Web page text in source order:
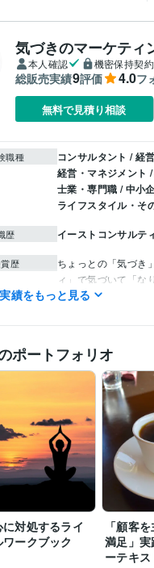
気づきのマーケティ
本人確認 機密保持契
総販売実績9評価 4.0フ
無料で見積り相談
職種 コンサルタント / 経
経営・マネジメント
士業・専門職 / 中小
ライフスタイル・そ
歴 イーストコンサルテ
歴 ちょっとの「気づき
ィ」で気づいて「な
中小企業診断士（商
分野 ビジネス代行・事務代
飲食 販売 サービ
悩み相談・カウンセ
仕事の悩み 人間関係
績をもっと見る
ポートフォリオ
に対処するライ
ークブック
「顧客
満足」
ーテキス